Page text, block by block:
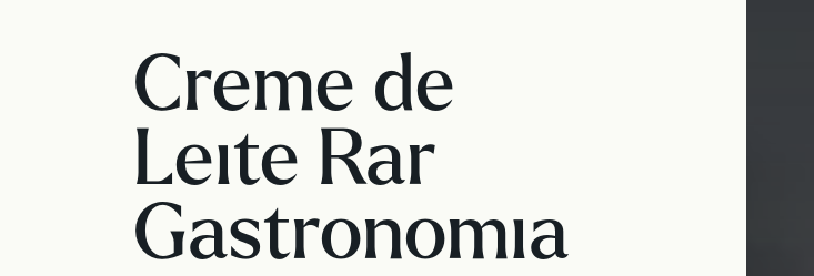
Creme de
Leite Rar
Gastronomia